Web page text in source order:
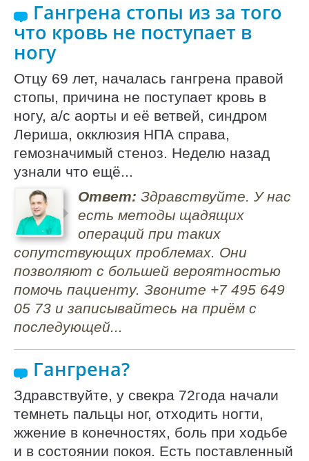
Гангрена стопы из за того
что кровь не поступает в
ногу
Отцу 69 лет, началась гангрена правой
стопы, причина не поступает кровь в
ногу, а/с аорты и её ветвей, синдром
Лериша, окклюзия НПА справа,
гемозначимый стеноз. Неделю назад
узнали что ещё...
Ответ: Здравствуйте. У нас
есть методы щадящих
операций при таких
сопутствующих проблемах. Они
позволяют с большей вероятностью
помочь пациенту. Звоните +7 495 649
05 73 и записывайтесь на приём с
последующей...
Гангрена?
Здравствуйте, у свекра 72года начали
темнеть пальцы ног, отходить ногти,
жжение в конечностях, боль при ходьбе
и в состоянии покоя. Есть поставленный